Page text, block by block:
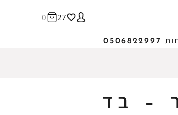
27
0
– בד